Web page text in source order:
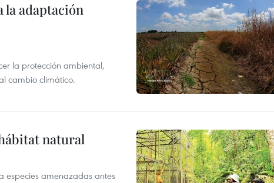
la adaptación
la protección ambiental,
cambio climático.
natural
especies amenazadas antes